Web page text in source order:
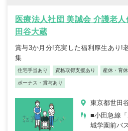
医療法人社団 美誠会 介護老
田谷大蔵
賞与3か月分!充実した福利厚生あり!
集
住宅手当あり 資格取得支援あり 産休・育
ボーナス・賞与あり
東京都世田
■小田急線
城学園前バ